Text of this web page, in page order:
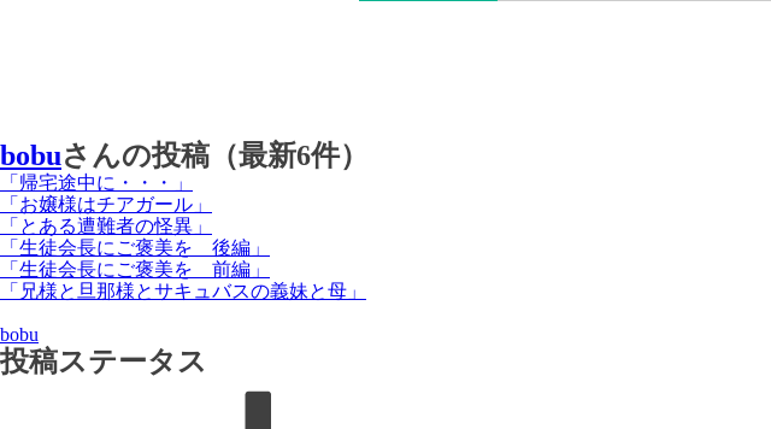
bobuさんの投稿（最新6件）
「帰宅途中に・・・」
「お嬢様はチアガール」
「とある遭難者の怪異」
「生徒会長にご褒美を 後編」
「生徒会長にご褒美を 前編」
「兄様と旦那様とサキュバスの義妹と母」
bobu
投稿ステータス